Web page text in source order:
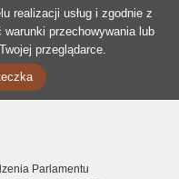
realizacji usług i zgodnie z
przechowywania lub
przeglądarce.
Parlamentu